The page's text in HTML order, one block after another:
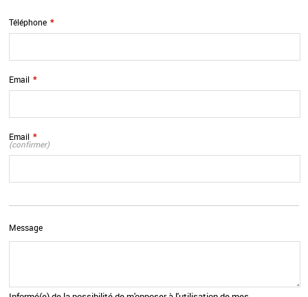
Téléphone *
Email *
Email *
(confirmer)
Message